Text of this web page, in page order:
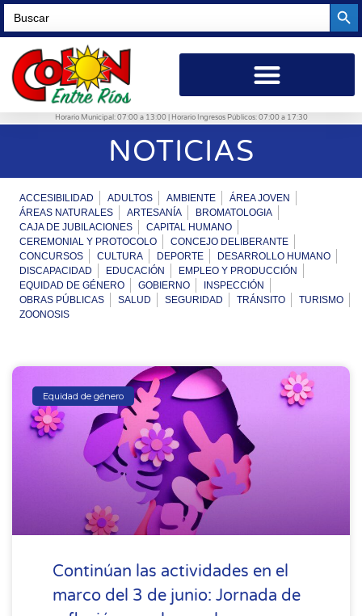
Search
for:
Horario Municipal: 07:00 a 13:00 | Horario Ingresos Públicos: 07:00 a 17:30
NOTICIAS
ACCESIBILIDAD ADULTOS AMBIENTE
ÁREA JOVEN
ÁREAS NATURALES
ARTESANÍA
BROMATOLOGIA
CAJA DE JUBILACIONES
CAPITAL HUMANO
CEREMONIAL Y PROTOCOLO
CONCEJO DELIBERANTE
CONCURSOS
CULTURA DEPORTE
DESARROLLO HUMANO
DISCAPACIDAD
EDUCACIÓN
EMPLEO Y PRODUCCIÓN
EQUIDAD DE GÉNERO
GOBIERNO
INSPECCIÓN
OBRAS PÚBLICAS
SALUD SEGURIDAD TRÁNSITO
TURISMO
ZOONOSIS
Equidad de género
Continúan las actividades en el
marco del 3 de junio: Jornada de